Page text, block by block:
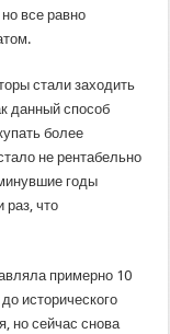
все равно
стали заходить
данный способ
более
не рентабельно
годы
раз, что
примерно 10
исторического
но сейчас снова